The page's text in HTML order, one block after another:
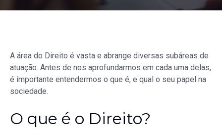
A área do Direito é vasta e abrange diversas subáreas de
atuação. Antes de nos aprofundarmos em cada uma delas,
é importante entendermos o que é, e qual o seu papel na
sociedade.
O que é o Direito?